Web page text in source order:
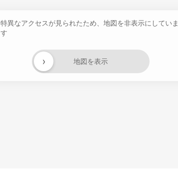
特異なアクセスが見られたため、地図を非表示にしていま
す
地図を表示
›